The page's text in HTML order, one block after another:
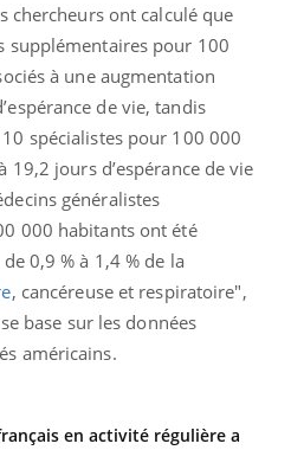
chercheurs ont calculé que
supplémentaires pour 100
à une augmentation
de vie, tandis
spécialistes pour 100 000
jours d’espérance de vie
généralistes
000 habitants ont été
0,9 % à 1,4 % de la
, cancéreuse et respiratoire",
base sur les données
américains.
en activité régulière a